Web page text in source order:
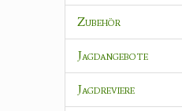
Zubehör
Jagdangebote
Jagdreviere